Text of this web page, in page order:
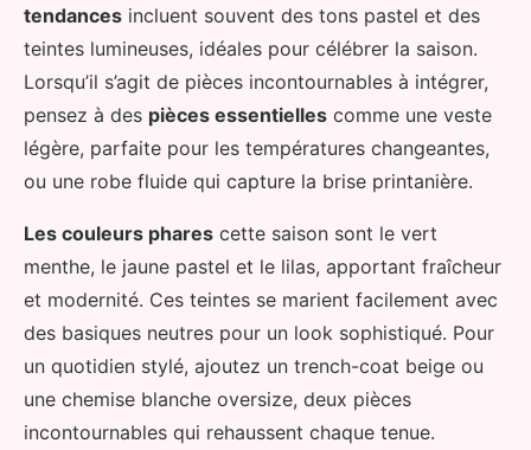
tendances incluent souvent des tons pastel et des
teintes lumineuses, idéales pour célébrer la saison.
Lorsqu’il s’agit de pièces incontournables à intégrer,
pensez à des pièces essentielles comme une veste
légère, parfaite pour les températures changeantes,
ou une robe fluide qui capture la brise printanière.
Les couleurs phares cette saison sont le vert
menthe, le jaune pastel et le lilas, apportant fraîcheur
et modernité. Ces teintes se marient facilement avec
des basiques neutres pour un look sophistiqué. Pour
un quotidien stylé, ajoutez un trench-coat beige ou
une chemise blanche oversize, deux pièces
incontournables qui rehaussent chaque tenue.